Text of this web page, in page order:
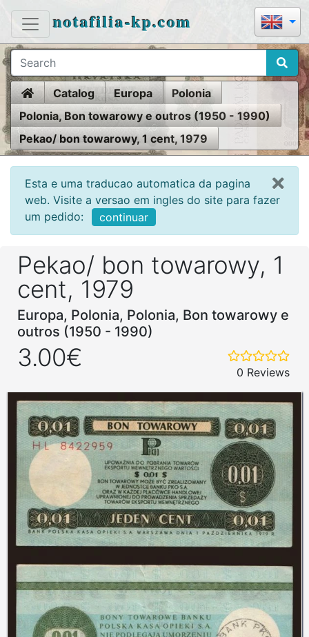
notafilia-kp.com
HomeCatalog Europa
Polonia
Polonia, Bon towarowy e outros (1950 - 1990)
Pekao/ bon towarowy, 1 cent, 1979
Esta e uma traducao automatica da pagina
web. Visite a versao em ingles do site para fazer
um pedido:
continuar
Pekao/ bon towarowy, 1
cent, 1979
Europa, Polonia, Polonia, Bon towarowy e
outros (1950 - 1990)
3.00€
0 Reviews